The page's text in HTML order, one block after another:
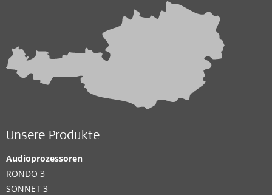
Unsere Produkte
Audioprozessoren
RONDO 3
SONNET 3